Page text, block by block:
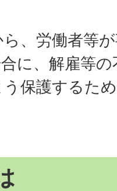
、労働者等
に、解雇等
保護するた